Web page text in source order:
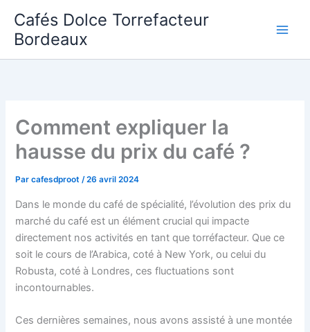
contenu
Cafés Dolce Torrefacteur
Bordeaux
Comment expliquer la
hausse du prix du café ?
Parcafesdproot/26 avril 2024
Dans le monde du café de spécialité, l’évolution des prix du
marché du café est un élément crucial qui impacte
directement nos activités en tant que torréfacteur. Que ce
soit le cours de l’Arabica, coté à New York, ou celui du
Robusta, coté à Londres, ces fluctuations sont
incontournables.
Ces dernières semaines, nous avons assisté à une montée